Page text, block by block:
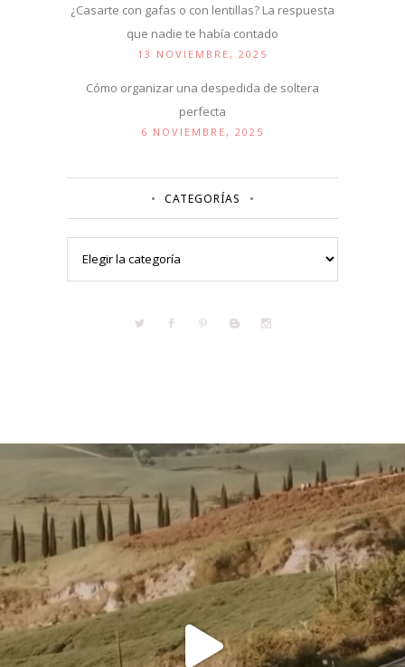
¿Casarte con gafas o con lentillas? La respuesta
que nadie te había contado
13 NOVIEMBRE, 2025
Cómo organizar una despedida de soltera
perfecta
6 NOVIEMBRE, 2025
CATEGORÍAS